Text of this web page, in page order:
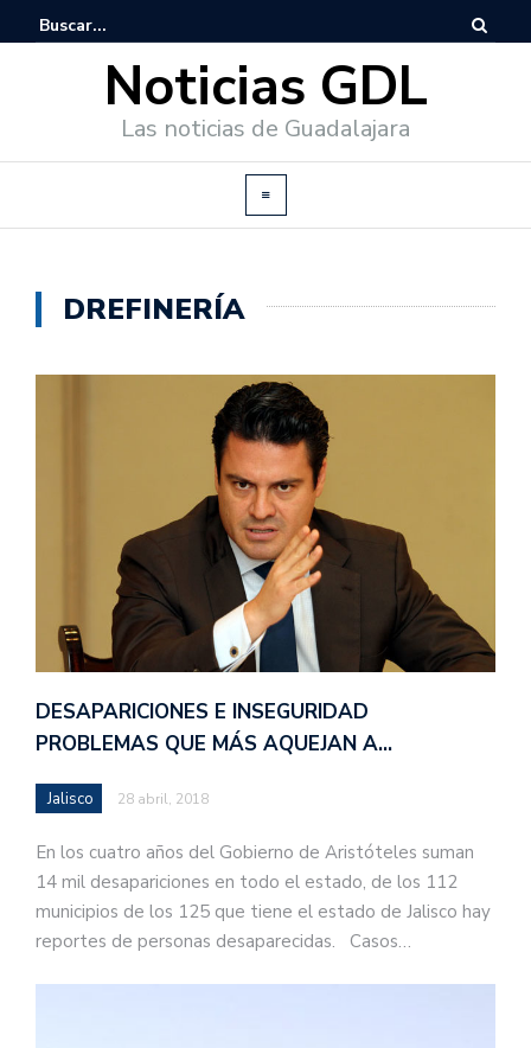
Noticias GDL
Las noticias de Guadalajara
DREFINERÍA
DESAPARICIONES E INSEGURIDAD
PROBLEMAS QUE MÁS AQUEJAN A…
Jalisco 28 abril, 2018
En los cuatro años del Gobierno de Aristóteles suman
14 mil desapariciones en todo el estado, de los 112
municipios de los 125 que tiene el estado de Jalisco hay
reportes de personas desaparecidas. Casos…